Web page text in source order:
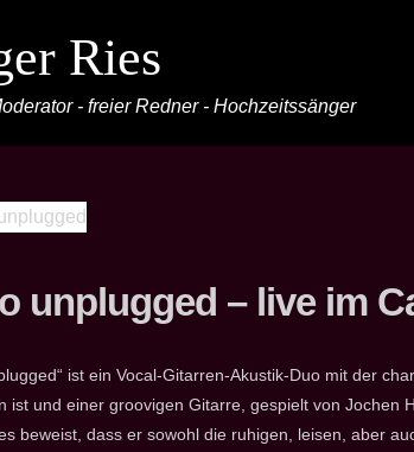
Ries
- freier Redner - Hochzeitssänger
unplugged – live im
ist ein Vocal-Gitarren-Akustik-Duo mit der
ist und einer groovigen Gitarre, gespielt von Jochen
beweist, dass er sowohl die ruhigen, leisen, aber